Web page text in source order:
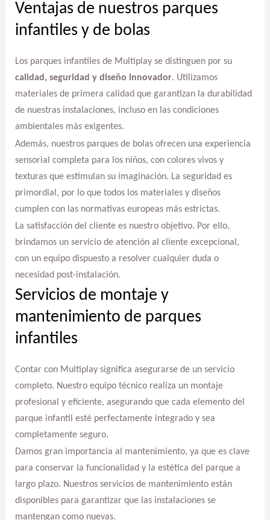
Ventajas de nuestros parques
infantiles y de bolas
Los parques infantiles de Multiplay se distinguen por su
calidad, seguridad y diseño innovador. Utilizamos
materiales de primera calidad que garantizan la durabilidad
de nuestras instalaciones, incluso en las condiciones
ambientales más exigentes.
Además, nuestros parques de bolas ofrecen una experiencia
sensorial completa para los niños, con colores vivos y
texturas que estimulan su imaginación. La seguridad es
primordial, por lo que todos los materiales y diseños
cumplen con las normativas europeas más estrictas.
La satisfacción del cliente es nuestro objetivo. Por ello,
brindamos un servicio de atención al cliente excepcional,
con un equipo dispuesto a resolver cualquier duda o
necesidad post-instalación.
Servicios de montaje y
mantenimiento de parques
infantiles
Contar con Multiplay significa asegurarse de un servicio
completo. Nuestro equipo técnico realiza un montaje
profesional y eficiente, asegurando que cada elemento del
parque infantil esté perfectamente integrado y sea
completamente seguro.
Damos gran importancia al mantenimiento, ya que es clave
para conservar la funcionalidad y la estética del parque a
largo plazo. Nuestros servicios de mantenimiento están
disponibles para garantizar que las instalaciones se
mantengan como nuevas.